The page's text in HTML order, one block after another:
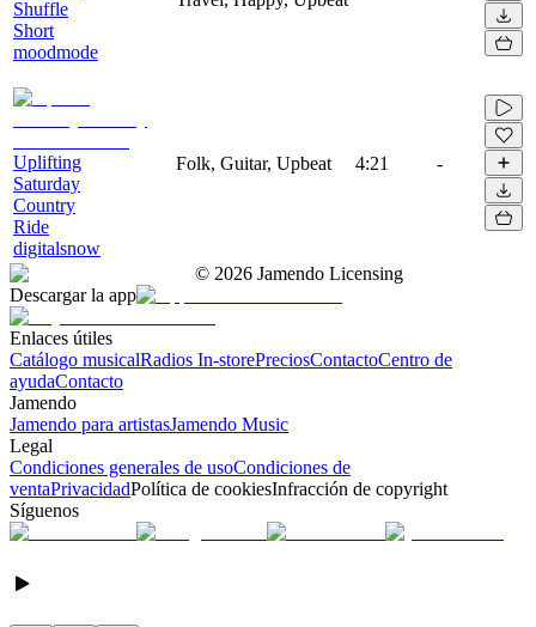
Shuffle
Short
moodmode
Uplifting
Saturday
Country
Ride
digitalsnow
Folk, Guitar, Upbeat 4:21 -
© 2026 Jamendo Licensing
Descargar la app
Enlaces útiles
Catálogo musicalRadios In-storePreciosContactoCentro de
ayudaContacto
Jamendo
Jamendo para artistasJamendo Music
Legal
Condiciones generales de usoCondiciones de
ventaPrivacidadPolítica de cookiesInfracción de copyright
Síguenos